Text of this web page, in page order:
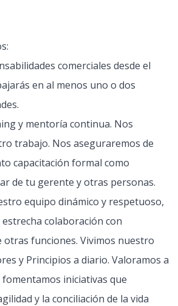
comerciales desde el
en al menos uno o dos
y mentoría continua. Nos
trabajo. Nos aseguraremos de
capacitación formal como
de tu gerente y otras personas.
equipo dinámico y respetuoso,
colaboración con
otras funciones. Vivimos nuestro
y Principios a diario. Valoramos a
iniciativas que
y la conciliación de la vida